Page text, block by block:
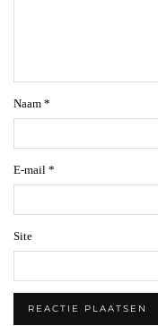
Naam *
E-mail *
Site